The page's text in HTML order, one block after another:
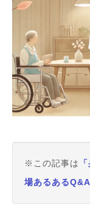
※この記事は
場あるある